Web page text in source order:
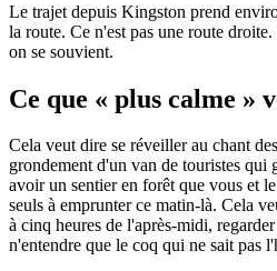
Le trajet depuis Kingston prend
la route. Ce n'est pas une route
on se souvient.
Ce que « plus calme »
Cela veut dire se réveiller au chant
grondement d'un van de touristes qui
avoir un sentier en forêt que vous et
seuls à emprunter ce matin-là. Cela
à cinq heures de l'après-midi,
n'entendre que le coq qui ne sait pas